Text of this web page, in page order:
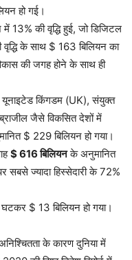
हो गई।
13% की वृद्धि हुई, जो डिजिटल
वृद्धि के साथ $ 163 बिलियन का
की जगह होने के साथ ही
यूनाइटेड किंगडम (UK), संयुक्त
जैसे विकसित देशों में
$ 229 बिलियन हो गया।
$ 616 बिलियनके अनुमानित
सबसे ज्यादा हिस्सेदारी के 72%
$ 13 बिलियन हो गया।
के कारण दुनिया में